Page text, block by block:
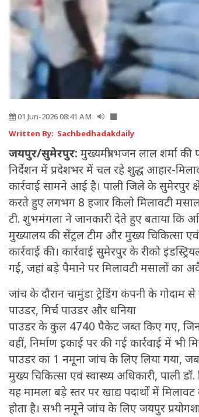
01 Jun-2026 08:41 AM
Written By: Sachbedhadakdaily
जयपुर/सुमेरपुर: मुख्यमंत्री भजन लाल शर्मा
निर्देशन में प्रदेशभर में चल रहे शुद्ध आहार-
कार्रवाई सामने आई है। पाली जिले के सुमेरपुर
करते हुए लगभग 8 हजार किलो मिलावटी
टी. शुभमंगला ने जानकारी देते हुए बताया
मुख्यालय की सेंट्रल टीम और मुख्य चिकित्सा
कार्रवाई की। कार्रवाई सुमेरपुर के रीको
गई, जहां बड़े पैमाने पर मिलावटी मसालों का
जांच के दौरान चामुंडा ट्रेडिंग कंपनी के गोदाम से
पाउडर, मिर्च पाउडर और धनिया
पाउडर के कुल 4740 पैकेट जब्त किए गए,
वहीं, निर्माण इकाई पर की गई कार्रवाई में भी
पाउडर का 1 नमूना जांच के लिए लिया गया,
मुख्य चिकित्सा एवं स्वास्थ्य अधिकारी, पाली
यह मामला बड़े स्तर पर खाद्य पदार्थों में
होता है। सभी नमूने जांच के लिए जयपुर